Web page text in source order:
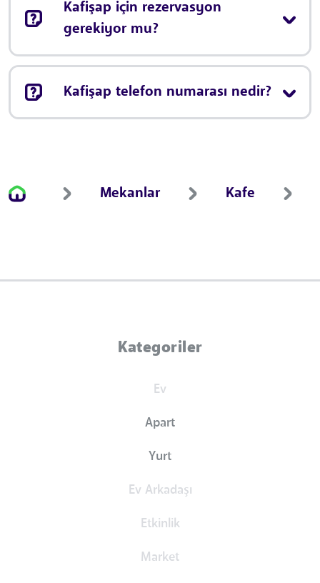
Kafişap için rezervasyon
gerekiyor mu?
Kafişap telefon numarası nedir?
Mekanlar Kafe
Kategoriler
Ev
Apart
Yurt
Ev Arkadaşı
Etkinlik
Market